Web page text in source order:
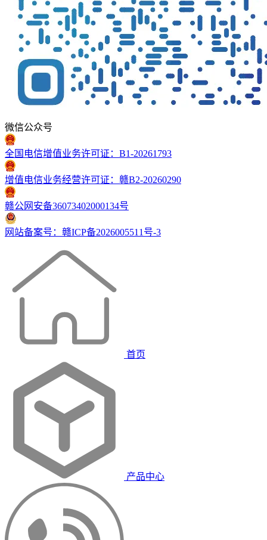
微信公众号
全国电信增值业务许可证：B1-20261793
增值电信业务经营许可证：赣B2-20260290
赣公网安备36073402000134号
网站备案号：赣ICP备2026005511号-3
首页
产品中心